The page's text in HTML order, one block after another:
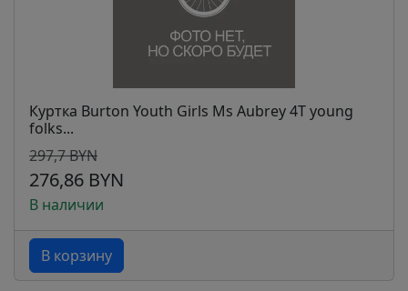
Куртка Burton Youth Girls Ms Aubrey 4T young
folks...
297,7 BYN
276,86 BYN
В наличии
В корзину